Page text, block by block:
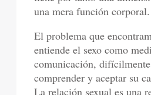
una mera función corporal.
El problema que
entiende el sexo como
comunicación, difícilmente
comprender y aceptar su
La relación sexual es una